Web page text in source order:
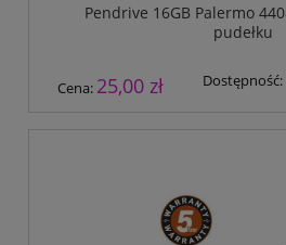
Pendrive 16GB Palermo
pudełku
Cena: 25,00 zł Dostępność: